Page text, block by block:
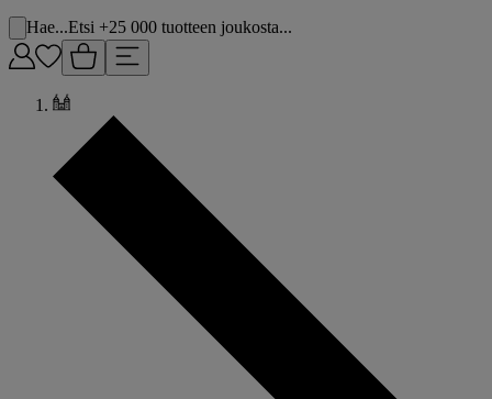
Hae...Etsi +25 000 tuotteen joukosta...